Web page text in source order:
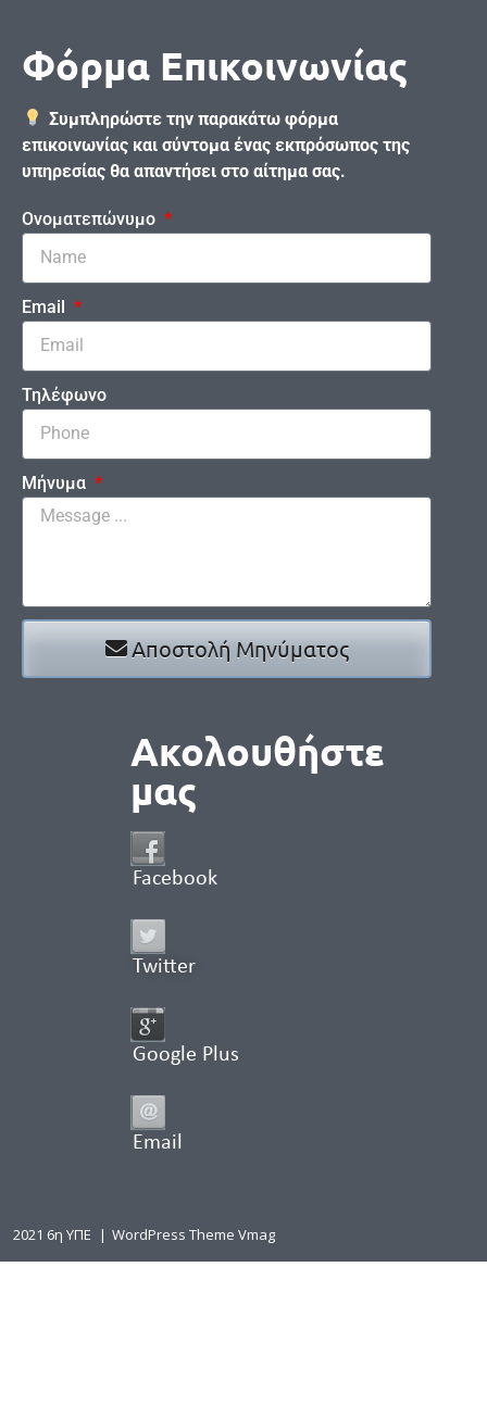
Φόρμα Επικοινωνίας
Συμπληρώστε την παρακάτω φόρμα
επικοινωνίας και σύντομα ένας εκπρόσωπος της
υπηρεσίας θα απαντήσει στο αίτημα σας.
Ονοματεπώνυμο
Email
Τηλέφωνο
Μήνυμα
Αποστολή Μηνύματος
Ακολουθήστε
μας
Facebook
Twitter
Google Plus
Email
2021 6η ΥΠΕ | WordPress Theme Vmag